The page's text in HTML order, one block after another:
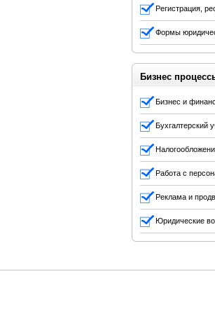
Регистрация,
Формы
Бизнес
Бизнес и
Бухгалтерский
Работа с
Реклама и
Юридические